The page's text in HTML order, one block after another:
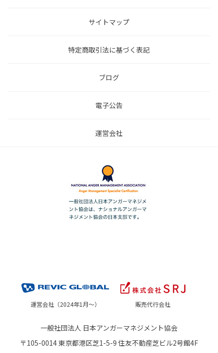
サイトマップ
特定商取引法に基づく表記
ブログ
電子公告
運営会社
運営会社（2024年1月～） 販売代行会社
一般社団法人 日本アンガーマネジメント協会
〒105-0014 東京都港区芝1-5-9 住友不動産芝ビル2号館4F